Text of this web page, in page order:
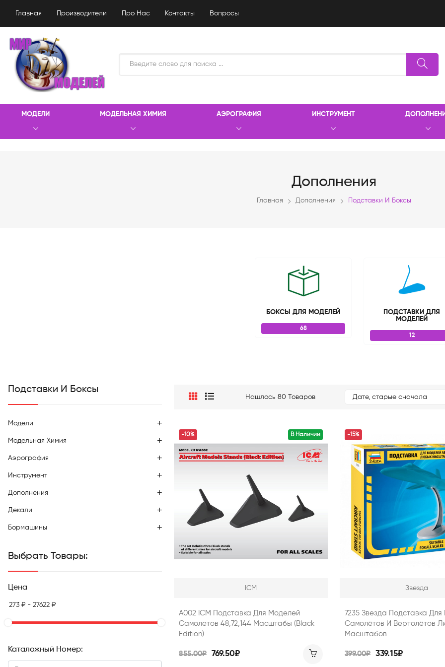
Главная Производители Про Нас Контакты Вопросы
МОДЕЛИ МОДЕЛЬНАЯ ХИМИЯ АЭРОГРАФИЯ ИНСТРУМЕНТ
Дополнения
Главная Дополнения Подставки И Боксы
БОКСЫ ДЛЯ МОДЕЛЕЙ
68
ПОДСТАВКИ ДЛЯ
МОДЕЛЕЙ
12
Нашлось 80 Товаров Дате, старые сначала
В Наличии
-10%
ICM
А002 ICM Подставка Для Моделей
Самолетов 48,72,144 Масштабы (Black
Edition)
855.00₽ 769.50₽
-15%
Звезда
7235 Звезда Подставка
Самолётов И Вертолётов
Масштабов
399.00₽ 339.15₽
Подставки И Боксы
Модели
Модельная Химия
Аэрография
Инструмент
Дополнения
Декали
Бормашины
Выбрать Товары:
Цена
Каталожный Номер: